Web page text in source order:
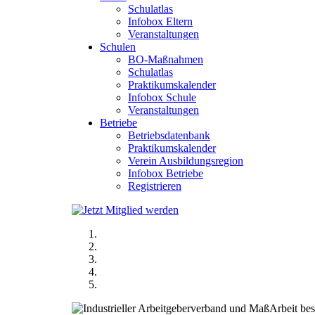
Schulatlas
Infobox Eltern
Veranstaltungen
Schulen
BO-Maßnahmen
Schulatlas
Praktikumskalender
Infobox Schule
Veranstaltungen
Betriebe
Betriebsdatenbank
Praktikumskalender
Verein Ausbildungsregion
Infobox Betriebe
Registrieren